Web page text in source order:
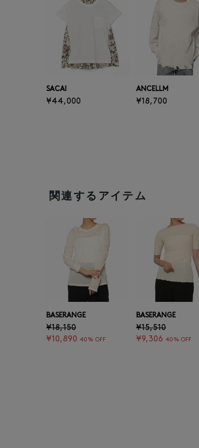
SACAI
¥44,000
ANCELLM
¥18,700
関連するアイテム
BASERANGE
¥18,150
¥10,890 40% OFF
BASERANGE
¥15,510
¥9,306 40% OFF